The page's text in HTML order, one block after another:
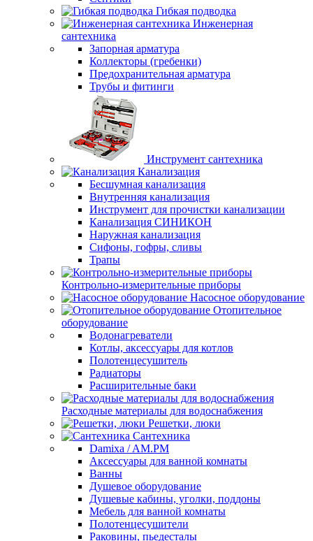
Гибкая подводка
Инженерная
сантехника
Запорная арматура
Коллекторы (гребенки)
Предохранительная арматура
Трубы и фитинги
Инструмент сантехника
Канализация
Бесшумная канализация
Внутренняя канализация
Инструмент для прочистки канализации
Канализация СИНИКОН
Наружная канализация
Сифоны, гофры, сливы
Трапы
Контрольно-измерительные приборы
Насосное оборудование
Отопительное
оборудование
Водонагреватели
Котлы, аксессуары для котлов
Полотенцесушитель
Радиаторы
Расширительные баки
Расходные материалы для водоснабжения
Решетки, люки
Сантехника
Damixa / AM.PM
Аксессуары для ванной комнаты
Ванны
Душевое оборудование
Душевые кабины, уголки, поддоны
Мебель для ванной комнаты
Полотенцесушители
Раковины, пьедесталы